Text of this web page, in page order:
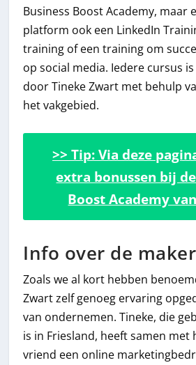
Business Boost Academy, maar
platform ook een LinkedIn
training of een training om
op social media. Iedere cursus
door Tineke Zwart met behulp
het vakgebied.
>> Tip: Via deze
extra bonussen bij
Boost Academy
Info over de
Zoals we al kort hebben
Zwart zelf genoeg ervaring
van ondernemen. Tineke, die
is in Friesland, heeft samen met
vriend een online